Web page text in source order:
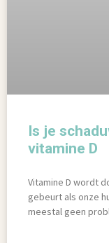
Is je
vitamine D
Vitamine D wordt
gebeurt als onze
meestal geen